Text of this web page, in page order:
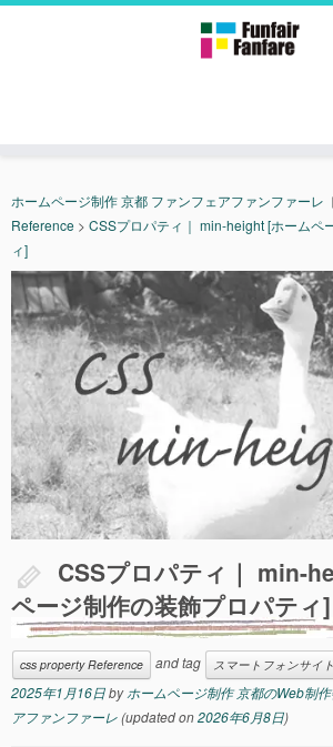
ホームページ制作 京都 ファンフェアファンファーレ
Reference > CSSプロパティ｜ min-height [ホームペ
ィ]
CSSプロパティ｜ min-
ページ制作の装飾プロパティ]
css property Reference and tag スマートフォンサイト
2025年1月16日byホームページ制作 京都のWeb制
アファンファーレ(updated on2026年6月8日)